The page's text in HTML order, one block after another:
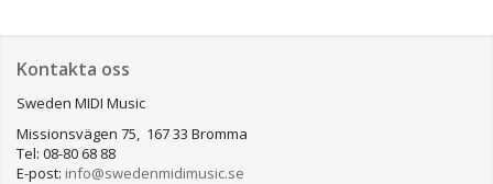
Kontakta oss
Sweden MIDI Music
Missionsvägen 75, 167 33 Bromma
Tel: 08-80 68 88
E-post: info@swedenmidimusic.se